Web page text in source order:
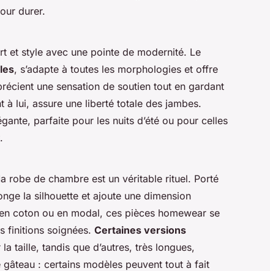
durer.
et style avec une pointe de modernité. Le
, s’adapte à toutes les morphologies et offre
une sensation de soutien tout en gardant
à lui, assure une liberté totale des jambes.
parfaite pour les nuits d’été ou pour celles
robe de chambre est un véritable rituel. Porté
la silhouette et ajoute une dimension
coton ou en modal, ces pièces homewear se
finitions soignées. Certaines versions
taille, tandis que d’autres, très longues,
: certains modèles peuvent tout à fait